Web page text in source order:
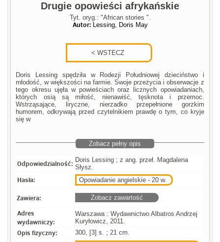
Drugie opowieści afrykańskie
Tyt. oryg.: "African stories ".
Autor: Lessing, Doris May
Doris Lessing spędziła w Rodezji Południowej dzieciństwo i
młodość, w większości na farmie. Swoje przeżycia i obserwacje z
tego okresu ujęła w powieściach oraz licznych opowiadaniach,
których osią są miłość, nienawiść, tęsknota i przemoc.
Wstrząsające, liryczne, nierzadko przepełnione gorzkim
humorem, odkrywają przed czytelnikiem prawdę o tym, co kryje
się w
Zobacz pełny opis
Odpowiedzialność: Doris Lessing ; z ang. przeł. Magdalena
Słysz.
Hasła: Opowiadanie angielskie - 20 w.
Zawiera: Zobacz zawartość
Adres
wydawniczy:
Warszawa : Wydawnictwo Albatros Andrzej
Kuryłowicz, 2011.
Opis fizyczny: 300, [3] s. ; 21 cm.